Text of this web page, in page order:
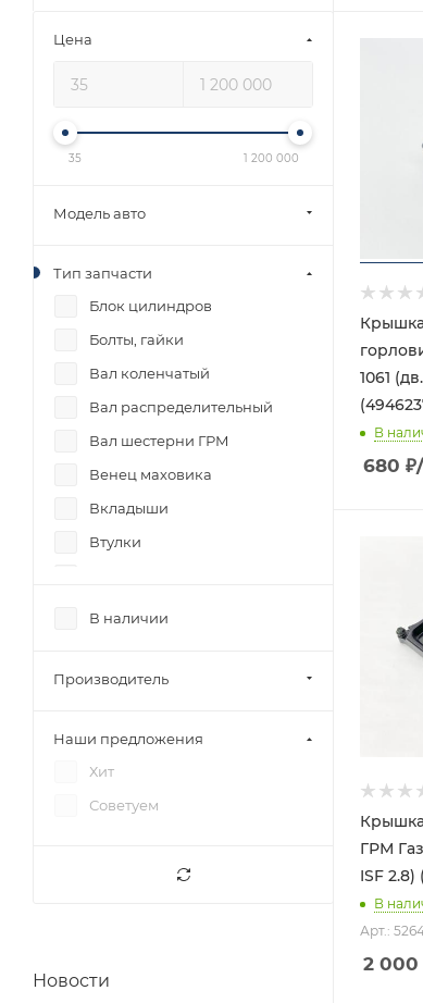
1061
В
680 ₽
ГРМ
ISF 2.8)
В
Арт.:
2 000
Цена
35 1 200 000
Модель авто
Тип запчасти
Блок цилиндров
Болты, гайки
Вал коленчатый
Вал распределительный
Вал шестерни ГРМ
Венец маховика
Вкладыши
Втулки
Головка блока цилиндров
Датчики
Двигатели
Двигатель
Колпачки маслосъемные
В наличии
Производитель
Наши предложения
Хит
Советуем
Новости